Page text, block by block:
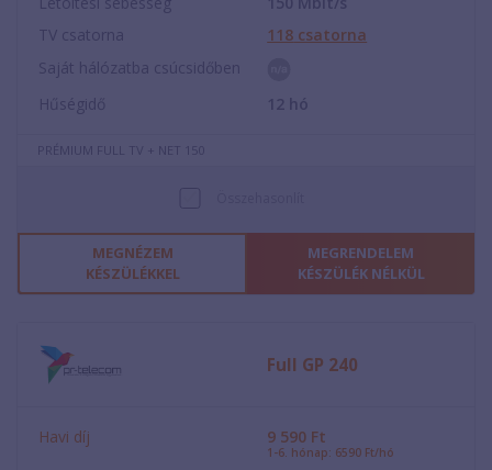
TV csatorna
118 csatorna
Saját hálózatba csúcsidőben
Hűségidő
12 hó
PRÉMIUM FULL TV + NET 150
MEGNÉZEM
KÉSZÜLÉKKEL
MEGRENDELEM
KÉSZÜLÉK NÉLKÜL
Full GP 240
Havi díj 9 590 Ft
1-6. hónap: 6590 Ft/hó